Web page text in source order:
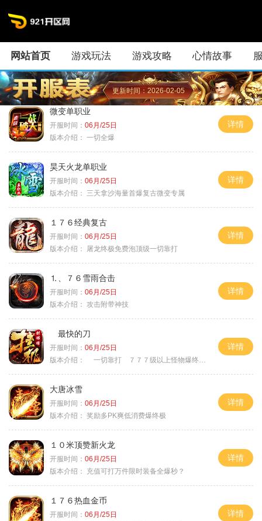
网站首页 游戏玩法 游戏攻略 心情故事
更新时间：2026-02-05
微变单职业
开服时间： 06月/25日
版本介绍： 一切全爆
详情
昊天火龙单职业
开服时间： 06月/25日
版本介绍：
三天拿沙海量首爆复古微变专属
详情
１７６经典复古
开服时间： 06月/25日
版本介绍：
屠龙终极免费泡顶级一切靠打
详情
⒈、７６雪雨合击
开服时间： 06月/25日
版本介绍： 攻击附带神技
详情
最快的刀
开服时间： 06月/25日
版本介绍：
一切靠打 ７７７级以上怪物爆终极
详情
大唐冰雪
开服时间： 06月/25日
版本介绍： 奖励多PK爽低消费爆终极
详情
１０米顶赞新火龙
开服时间： 06月/25日
版本介绍：
充值可打万件限时装备全爆秒？
详情
１７６热血金币
开服时间： 06月/25日
详情